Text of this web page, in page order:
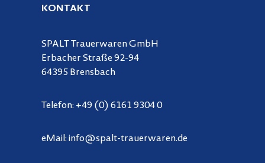
KONTAKT
SPALT Trauerwaren GmbH
Erbacher Straße 92-94
64395 Brensbach
Telefon: +49 (0) 6161 9304 0
eMail: info@spalt-trauerwaren.de